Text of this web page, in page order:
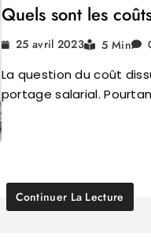
Quels sont les
25 avril 2023 5 Min
La question du coût
portage salarial.
Continuer La Lecture